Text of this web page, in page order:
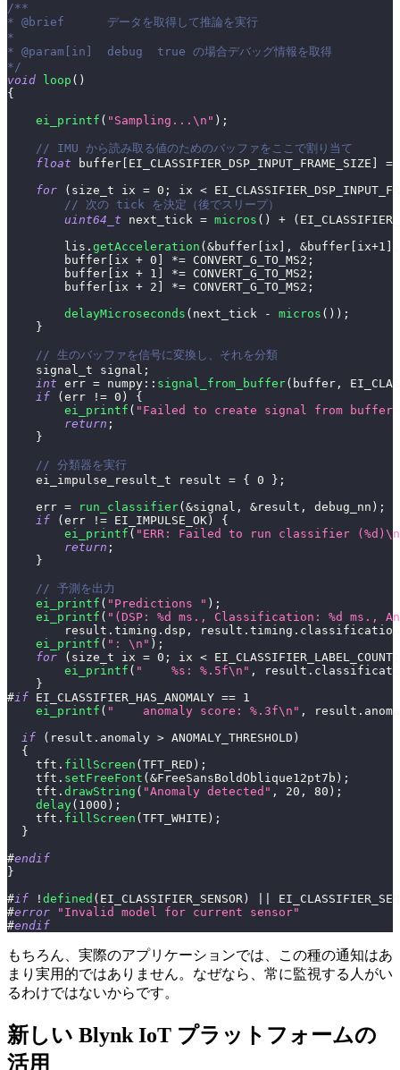
/**
* @brief      データを取得して推論を実行
*
* @param[in]  debug  true の場合デバッグ情報を取得
*/
void
loop ( )
{
ei_printf ( "Sampling...\n" ) ;
// IMU から読み取る値のためのバッファをここで割り当て
float buffer EI_CLASSIFIER_DSP_INPUT_FRAME_SIZE
=
for
( size_t ix = 0 ; ix <
// 次の tick を決定（後でスリープ）
uint64_t next_tick = micros ( ) + (
        lis
. getAcceleration ( &buffer ix , &buffer ix+1
        buffer
ix + 0 *= CONVERT_G_TO_MS2 ;
        buffer
ix + 1 *= CONVERT_G_TO_MS2 ;
        buffer
ix + 2 *= CONVERT_G_TO_MS2 ;
delayMicroseconds ( next_tick - micros ( ) ) ;
}
// 生のバッファを信号に変換し、それを分類
    signal_t signal
;
int err = numpy :: signal_from_buffer( buffer ,
if
( err != 0 )
{
ei_printf ( "Failed to create signal from buffer
return ;
}
// 分類器を実行
    ei_impulse_result_t result
= { 0 } ;
    err
= run_classifier( &signal , &result , debug_nn ) ;
if
( err != EI_IMPULSE_OK )
{
ei_printf ( "ERR: Failed to run classifier
return ;
}
// 予測を出力
ei_printf ( "Predictions " ) ;
ei_printf ( "(DSP: %d ms., Classification: %d ms.,
        result
. timing . dsp , result . timing . classification
ei_printf ( ": \n" ) ;
for
( size_t ix = 0 ; ix < EI_CLASSIFIER_LABEL_COUNT
ei_printf ( "    %s: %.5f\n" , result .
}
#if EI_CLASSIFIER_HAS_ANOMALY == 1
ei_printf ( "    anomaly score: %.3f\n" , result .
if
( result . anomaly > ANOMALY_THRESHOLD )
{
    tft
. fillScreen ( TFT_RED ) ;
    tft
. setFreeFont ( &FreeSansBoldOblique12pt7b ) ;
    tft
. drawString ( "Anomaly detected" , 20 , 80 ) ;
delay( 1000 ) ;
    tft
. fillScreen ( TFT_WHITE ) ;
}
#endif
}
#if ! defined ( EI_CLASSIFIER_SENSOR )
#error
"Invalid model for current sensor"
#endif
もちろん、実際のアプリケーションでは、この種の通知はあ
まり実用的ではありません。なぜなら、常に監視する人がい
るわけではないからです。
新しい Blynk IoT プラットフォームの
活用